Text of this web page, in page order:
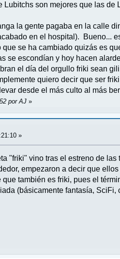
Lubitchs son mejores que las de
la gente pagaba en la calle
en el hospital). Bueno...
se ha cambiado quizás es
se escondían y hoy hacen
el día del orgullo friki sean
quiero decir que ser
desde el más culto al más
por AJ »
»
"friki" vino tras el estreno de
empezaron a decir que
también es friki, pues el
(básicamente fantasía, SciFi,